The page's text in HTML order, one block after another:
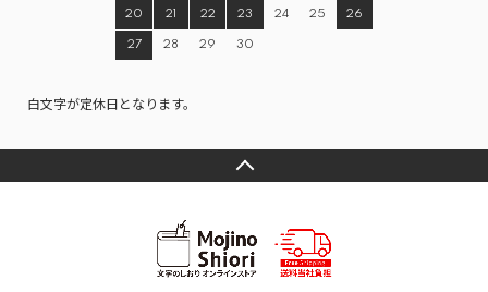
20 21 22 23 24 25 26
27 28 29 30
白文字が定休日となります。